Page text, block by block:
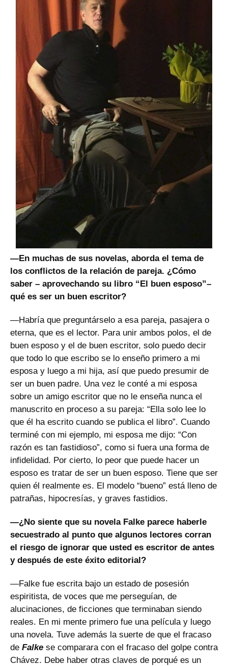
—En muchas de sus novelas, aborda el tema de
los conflictos de la relación de pareja. ¿Cómo
saber – aprovechando su libro “El buen esposo”–
qué es ser un buen escritor?
—Habría que preguntárselo a esa pareja, pasajera o
eterna, que es el lector. Para unir ambos polos, el de
buen esposo y el de buen escritor, solo puedo decir
que todo lo que escribo se lo enseño primero a mi
esposa y luego a mi hija, así que puedo presumir de
ser un buen padre. Una vez le conté a mi esposa
sobre un amigo escritor que no le enseña nunca el
manuscrito en proceso a su pareja: “Ella solo lee lo
que él ha escrito cuando se publica el libro”. Cuando
terminé con mi ejemplo, mi esposa me dijo: “Con
razón es tan fastidioso”, como si fuera una forma de
infidelidad. Por cierto, lo peor que puede hacer un
esposo es tratar de ser un buen esposo. Tiene que ser
quien él realmente es. El modelo “bueno” está lleno de
patrañas, hipocresías, y graves fastidios.
—¿No siente que su novela Falke parece haberle
secuestrado al punto que algunos lectores corran
el riesgo de ignorar que usted es escritor de antes
y después de este éxito editorial?
—Falke fue escrita bajo un estado de posesión
espiritista, de voces que me perseguían, de
alucinaciones, de ficciones que terminaban siendo
reales. En mi mente primero fue una película y luego
una novela. Tuve además la suerte de que el fracaso
de Falke se comparara con el fracaso del golpe contra
Chávez. Debe haber otras claves de porqué es un